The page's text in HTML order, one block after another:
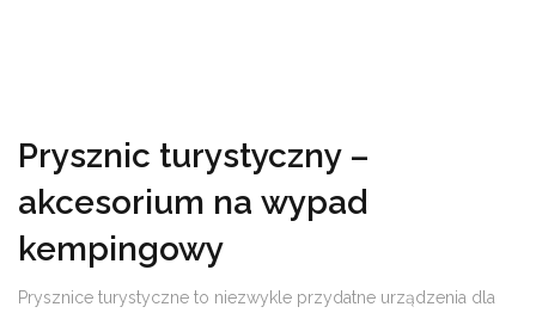
Prysznic turystyczny –
akcesorium na wypad
kempingowy
Prysznice turystyczne to niezwykle przydatne urządzenia dla